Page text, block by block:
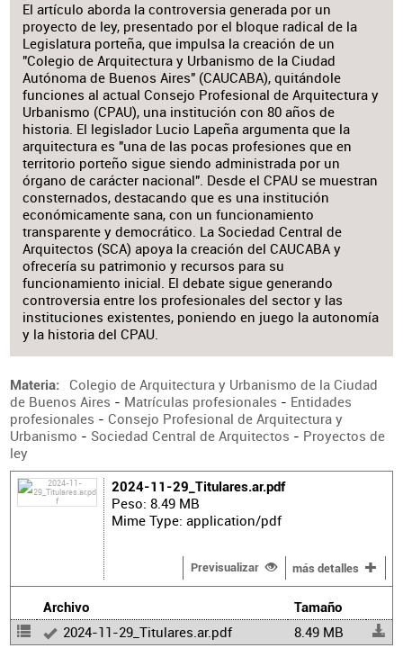
El artículo aborda la controversia generada por un
proyecto de ley, presentado por el bloque radical de la
Legislatura porteña, que impulsa la creación de un
"Colegio de Arquitectura y Urbanismo de la Ciudad
Autónoma de Buenos Aires" (CAUCABA), quitándole
funciones al actual Consejo Profesional de Arquitectura y
Urbanismo (CPAU), una institución con 80 años de
historia. El legislador Lucio Lapeña argumenta que la
arquitectura es "una de las pocas profesiones que en
territorio porteño sigue siendo administrada por un
órgano de carácter nacional". Desde el CPAU se muestran
consternados, destacando que es una institución
económicamente sana, con un funcionamiento
transparente y democrático. La Sociedad Central de
Arquitectos (SCA) apoya la creación del CAUCABA y
ofrecería su patrimonio y recursos para su
funcionamiento inicial. El debate sigue generando
controversia entre los profesionales del sector y las
instituciones existentes, poniendo en juego la autonomía
y la historia del CPAU.
Materia
Colegio de Arquitectura y Urbanismo de la Ciudad
de Buenos Aires - Matrículas profesionales - Entidades
profesionales - Consejo Profesional de Arquitectura y
Urbanismo - Sociedad Central de Arquitectos - Proyectos de
ley
2024-11-29_Titulares.ar.pdf
Peso: 8.49 MB
Mime Type: application/pdf
Previsualizar más detalles
Archivo Tamaño
2024-11-29_Titulares.ar.pdf 8.49 MB